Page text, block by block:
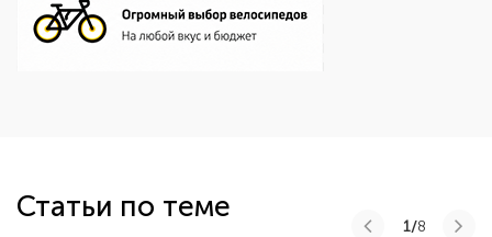
Статьи по теме
1/8